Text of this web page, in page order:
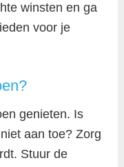
winsten en ga
voor je
genieten. Is
aan toe? Zorg
Stuur de